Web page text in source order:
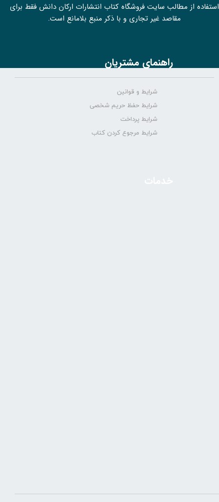
استفاده از مطالب سايت فروشگاه کتاب انتشارات ارکان دانش فقط برای
مقاصد غیر تجاری و با ذکر منبع بلامانع است.
راهنمای مشتریان
شرایط و قوانین
شرایط حفظ حریم شخصی
شرایط پرداخت
شرایط مرجوع کردن کتاب